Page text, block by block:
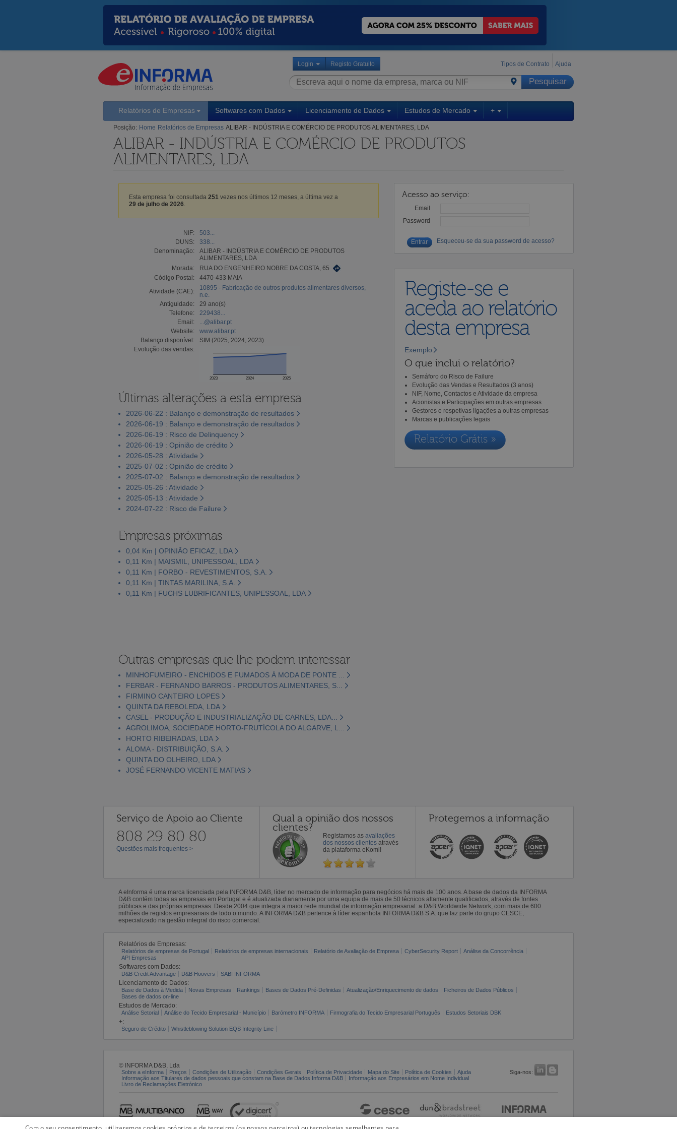
Login Registo Gratuito Tipos de Contrato Ajuda
Relatórios de Empresas Softwares com Dados Licenciamento de Dados Estudos de Mercado +
Posição: Home Relatórios de Empresas ALIBAR - INDÚSTRIA E COMÉRCIO DE PRODUTOS ALIMENTARES, LDA
ALIBAR - INDÚSTRIA E COMÉRCIO DE PRODUTOS
ALIMENTARES, LDA
Esta empresa foi consultada 251 vezes nos últimos 12 meses, a última vez a
29 de julho de 2026
NIF:
503...
DUNS:
338...
Denominação:
ALIBAR - INDÚSTRIA E COMÉRCIO DE PRODUTOS
ALIMENTARES, LDA
Morada:
RUA DO ENGENHEIRO NOBRE DA COSTA, 65
Código Postal:
4470-433 MAIA
Atividade (CAE):
10895 - Fabricação de outros produtos alimentares diversos,
n.e.
Antiguidade:
29 ano(s)
Telefone:
229438...
Email:
...@alibar.pt
Website:
www.alibar.pt
Balanço disponível:
SIM (2025, 2024, 2023)
Evolução das vendas:
2023 2024 2025
Últimas alterações a esta empresa
2026-06-22 : Balanço e demonstração de resultados
2026-06-19 : Balanço e demonstração de resultados
2026-06-19 : Risco de Delinquency
2026-06-19 : Opinião de crédito
2026-05-28 : Atividade
2025-07-02 : Opinião de crédito
2025-07-02 : Balanço e demonstração de resultados
2025-05-26 : Atividade
2025-05-13 : Atividade
2024-07-22 : Risco de Failure
Empresas próximas
0,04 Km | OPINIÃO EFICAZ, LDA
0,11 Km | MAISMIL, UNIPESSOAL, LDA
0,11 Km | FORBO - REVESTIMENTOS, S.A.
0,11 Km | TINTAS MARILINA, S.A.
0,11 Km | FUCHS LUBRIFICANTES, UNIPESSOAL, LDA
Acesso ao serviço:
Email
Password
Esqueceu-se da sua password de acesso?
Registe-se e
aceda ao relatório
desta empresa
Exemplo
O que inclui o relatório?
Semáforo do Risco de Failure
Evolução das Vendas e Resultados (3 anos)
NIF, Nome, Contactos e Atividade da empresa
Acionistas e Participações em outras empresas
Gestores e respetivas ligações a outras empresas
Marcas e publicações legais
Relatório Grátis »
Outras empresas que lhe podem interessar
MINHOFUMEIRO - ENCHIDOS E FUMADOS À MODA DE PONTE ...
FERBAR - FERNANDO BARROS - PRODUTOS ALIMENTARES, S...
FIRMINO CANTEIRO LOPES
QUINTA DA REBOLEDA, LDA
CASEL - PRODUÇÃO E INDUSTRIALIZAÇÃO DE CARNES, LDA...
AGROLIMOA, SOCIEDADE HORTO-FRUTÍCOLA DO ALGARVE, L...
HORTO RIBEIRADAS, LDA
ALOMA - DISTRIBUIÇÃO, S.A.
QUINTA DO OLHEIRO, LDA
JOSÉ FERNANDO VICENTE MATIAS
Serviço de Apoio ao Cliente
808 29 80 80
Questões mais frequentes >
Qual a opinião dos nossos
clientes?
Registamos as avaliações
dos nossos clientes através
da plataforma eKomi!
Protegemos a informação
A eInforma é uma marca licenciada pela INFORMA D&B, líder no mercado de informação para negócios há mais de 100 anos. A base de dados da INFORMA
D&B contém todas as empresas em Portugal e é atualizada diariamente por uma equipa de mais de 50 técnicos altamente qualificados, através de fontes
públicas e das próprias empresas. Desde 2004 que integra a maior rede mundial de informação empresarial: a D&B Worldwide Network, com mais de 600
milhões de registos empresariais de todo o mundo. A INFORMA D&B pertence à líder espanhola INFORMA D&B S.A. que faz parte do grupo CESCE,
especializado na gestão integral do risco comercial.
Relatórios de Empresas:
Relatórios de empresas de Portugal Relatórios de empresas internacionais Relatório de Avaliação de Empresa CyberSecurity Report
Análise da Concorrência
API Empresas
Softwares com Dados:
D&B Credit Advantage D&B Hoovers SABI INFORMA
Licenciamento de Dados:
Base de Dados à Medida Novas Empresas Rankings Bases de Dados Pré-Definidas Atualização/Enriquecimento de dados
Ficheiros de Dados Públicos
Bases de dados on-line
Estudos de Mercado:
Análise Setorial Análise do Tecido Empresarial - Município Barómetro INFORMA Firmografia do Tecido Empresarial Português Estudos Setoriais DBK
+:
Seguro de Crédito Whistleblowing Solution EQS Integrity Line
© INFORMA D&B, Lda
Sobre a eInforma Preços Condições de Utilização Condições Gerais Política de Privacidade Mapa do Site Política de Cookies Ajuda
Siga-nos:
Informação aos Titulares de dados pessoais que constam na Base de Dados Informa D&B
Informação aos Empresários em Nome Individual
Livro de Reclamações Eletrónico